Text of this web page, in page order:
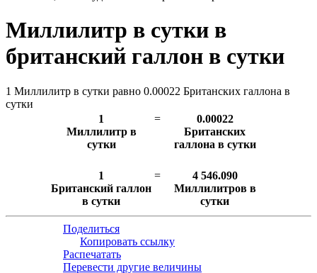
Миллилитр в сутки в
британский галлон в сутки
1 Миллилитр в сутки равно 0.00022 Британских галлона в
сутки
1
Миллилитр в
сутки
=
0.00022
Британских
галлона в сутки
1
Британский галлон
в сутки
=
4 546.090
Миллилитров в
сутки
Поделиться
Копировать ссылку
Распечатать
Перевести другие величины